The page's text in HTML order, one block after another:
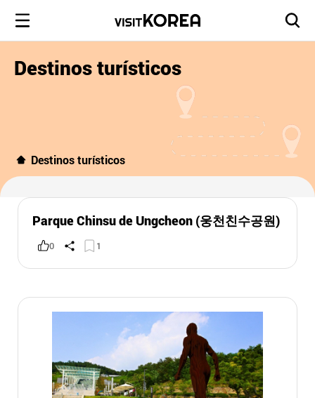
Destinos turísticos
Destinos turísticos
Parque Chinsu de Ungcheon (웅천친수공원)
0 1